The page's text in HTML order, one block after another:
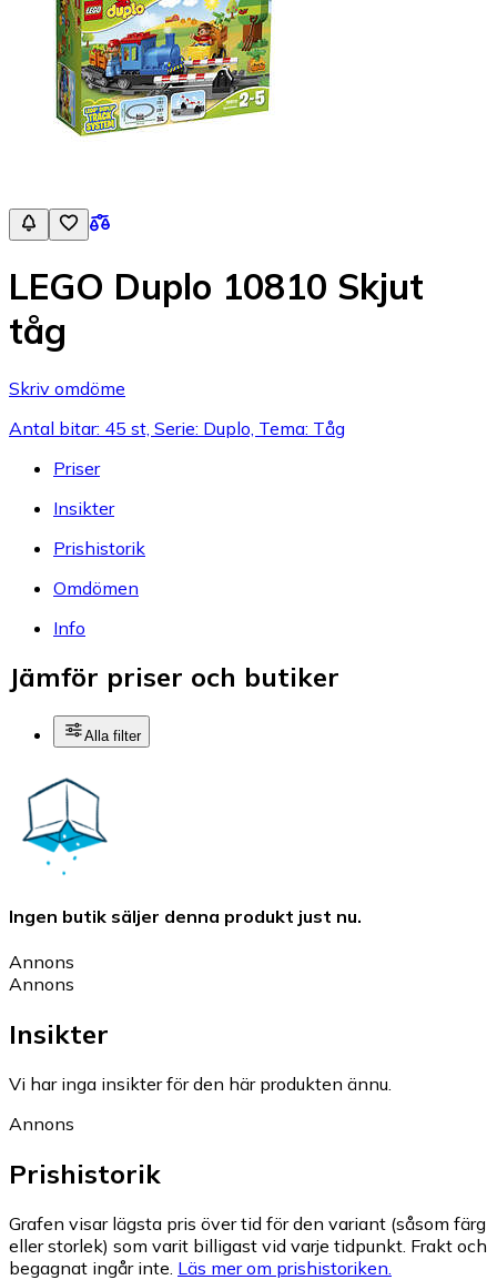
LEGO Duplo 10810 Skjut
tåg
Skriv omdöme
Antal bitar: 45 st, Serie: Duplo, Tema: Tåg
Priser
Insikter
Prishistorik
Omdömen
Info
Jämför priser och butiker
Alla filter
Ingen butik säljer denna produkt just nu.
Annons
Annons
Insikter
Vi har inga insikter för den här produkten ännu.
Annons
Prishistorik
Grafen visar lägsta pris över tid för den variant (såsom färg
eller storlek) som varit billigast vid varje tidpunkt. Frakt och
begagnat ingår inte. Läs mer om prishistoriken.